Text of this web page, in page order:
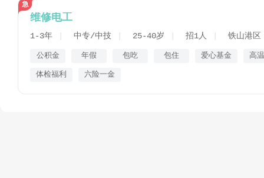
维修电工
1-3年 中专/中技 25-40岁 招1人 铁山港区
公积金 年假 包吃 包住 爱心基金 高
体检福利 六险一金